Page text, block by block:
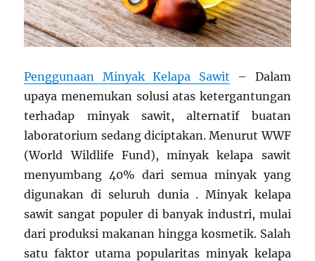
Penggunaan Minyak Kelapa Sawit – Dalam
upaya menemukan solusi atas ketergantungan
terhadap minyak sawit, alternatif buatan
laboratorium sedang diciptakan. Menurut WWF
(World Wildlife Fund), minyak kelapa sawit
menyumbang 40% dari semua minyak yang
digunakan di seluruh dunia . Minyak kelapa
sawit sangat populer di banyak industri, mulai
dari produksi makanan hingga kosmetik. Salah
satu faktor utama popularitas minyak kelapa